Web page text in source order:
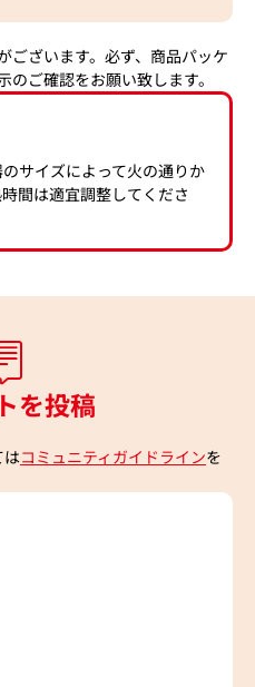
ざいます。必ず、商品パッケ
ご確認をお願い致します。
サイズによって火の通りか
間は適宜調整してくださ
を投稿
はコミュニティガイドラインを